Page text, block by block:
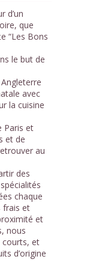
1
d’un
que
“Les Bons
le but de
avec
la cuisine
Paris et
et de
au
des
chaque
frais et
et
nous
courts, et
d’origine